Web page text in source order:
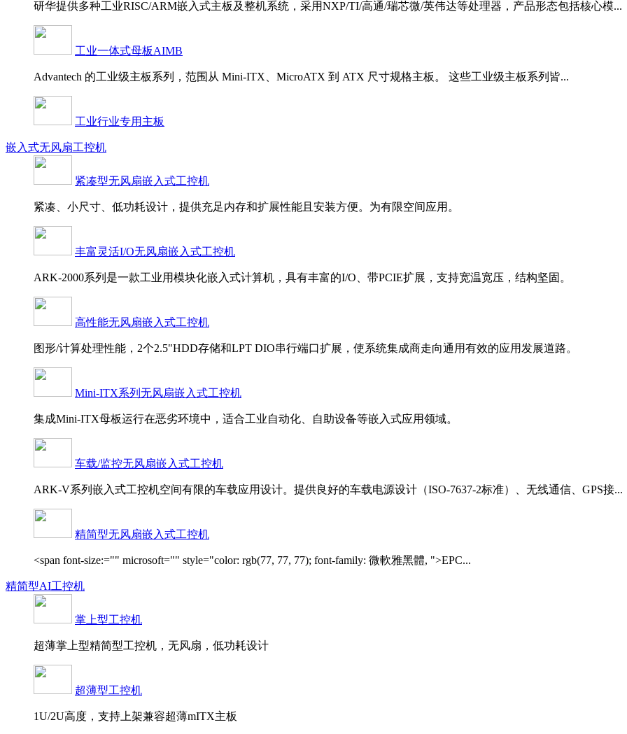
研华提供多种工业RISC/ARM嵌入式主板及整机系统，采用NXP/TI/高通/瑞芯微/英伟达等处理器，产品形态包括核心模...
工业一体式母板AIMB
Advantech 的工业级主板系列，范围从 Mini-ITX、MicroATX 到 ATX 尺寸规格主板。 这些工业级主板系列皆...
工业行业专用主板
嵌入式无风扇工控机
紧凑型无风扇嵌入式工控机
紧凑、小尺寸、低功耗设计，提供充足内存和扩展性能且安装方便。为有限空间应用。
丰富灵活I/O无风扇嵌入式工控机
ARK-2000系列是一款工业用模块化嵌入式计算机，具有丰富的I/O、带PCIE扩展，支持宽温宽压，结构坚固。
高性能无风扇嵌入式工控机
图形/计算处理性能，2个2.5"HDD存储和LPT DIO串行端口扩展，使系统集成商走向通用有效的应用发展道路。
Mini-ITX系列无风扇嵌入式工控机
集成Mini-ITX母板运行在恶劣环境中，适合工业自动化、自助设备等嵌入式应用领域。
车载/监控无风扇嵌入式工控机
ARK-V系列嵌入式工控机空间有限的车载应用设计。提供良好的车载电源设计（ISO-7637-2标准）、无线通信、GPS接...
精简型无风扇嵌入式工控机
<span font-size:="" microsoft="" style="color: rgb(77, 77, 77); font-family: 微軟雅黑體, ">EPC...
精简型AI工控机
掌上型工控机
超薄掌上型精简型工控机，无风扇，低功耗设计
超薄型工控机
1U/2U高度，支持上架兼容超薄mITX主板